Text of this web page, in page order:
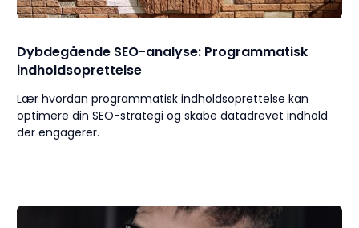
Dybdegående SEO-analyse: Programmatisk
indholdsoprettelse
Lær hvordan programmatisk indholdsoprettelse kan
optimere din SEO-strategi og skabe datadrevet indhold
der engagerer.